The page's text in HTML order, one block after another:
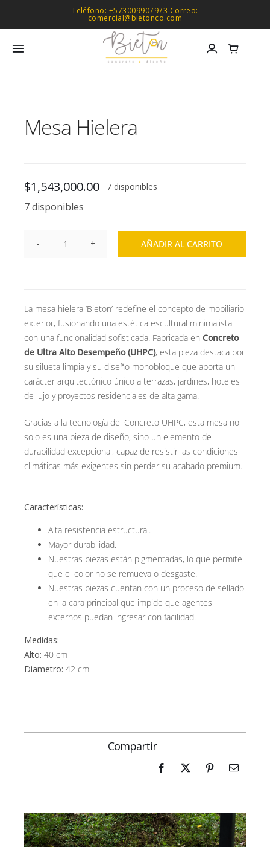
al
contenido
Teléfono: +573009907973 Correo:
comercial@bietonco.com
Toggle
Productos
Proyectos
Conócenos
Contacto
Mesa Hielera
$1,543,000.00 7 disponibles
7 disponibles
Mesa
AÑADIR AL CARRITO
La mesa hielera ‘Bieton’ redefine el concepto de mobiliario
exterior, fusionando una estética escultural minimalista
con una funcionalidad sofisticada.Fabricada en Concreto
de Ultra Alto Desempeño (UHPC), esta pieza destaca por
su silueta limpia y su diseño monobloque que aporta un
carácter arquitectónico único a terrazas, jardines, hoteles
de lujo y proyectos residenciales de alta gama.
Gracias a la tecnología del Concreto UHPC, esta mesa no
solo es una pieza de diseño, sino un elemento de
durabilidad excepcional, capaz de resistir las condiciones
climáticas más exigentes sin perder su acabado premium.
Características:
Alta resistencia estructural.
Mayor durabilidad.
Nuestras piezas están pigmentadas, lo que permite
que el color no se remueva o desgaste.
Nuestras piezas cuentan con un proceso de sellado
en la cara principal que impide que agentes
externos puedan ingresar con facilidad.
Medidas:
Alto: 40 cm
Diametro: 42 cm
Compartir